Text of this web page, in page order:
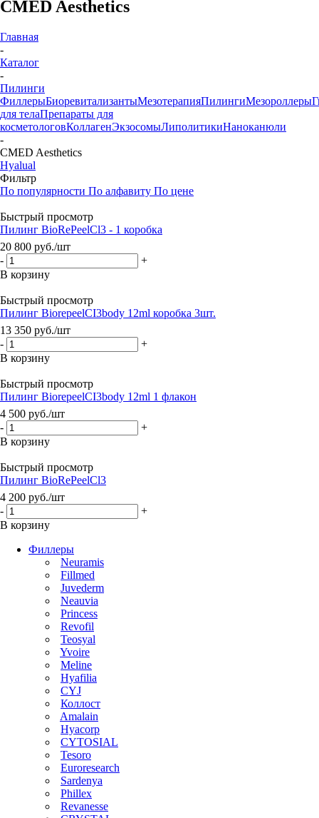
CMED Aesthetics
Главная
-
Каталог
-
Пилинги
ФиллерыБиоревитализантыМезотерапияПилингиМезороллеры
для телаПрепараты для
косметологовКоллагенЭкзосомыЛиполитикиНаноканюли
-
CMED Aesthetics
Hyalual
Фильтр
По популярности По алфавиту По цене
Быстрый просмотр
Пилинг BioRePeelCl3 - 1 коробка
20 800 руб./шт
-
+
В корзину
Быстрый просмотр
Пилинг BiorepeelСI3body 12ml коробка 3шт.
13 350 руб./шт
-
+
В корзину
Быстрый просмотр
Пилинг BiorepeelСI3body 12ml 1 флакон
4 500 руб./шт
-
+
В корзину
Быстрый просмотр
Пилинг BioRePeelCl3
4 200 руб./шт
-
+
В корзину
Филлеры
Neuramis
Fillmed
Juvederm
Neauvia
Princess
Revofil
Teosyal
Yvoire
Meline
Hyafilia
CYJ
Коллост
Amalain
Hyacorp
CYTOSIAL
Tesoro
Euroresearch
Sardenya
Phillex
Revanesse